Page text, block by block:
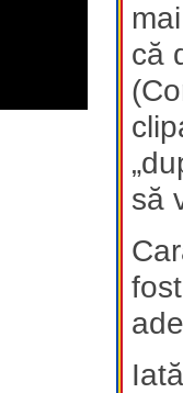
că
să